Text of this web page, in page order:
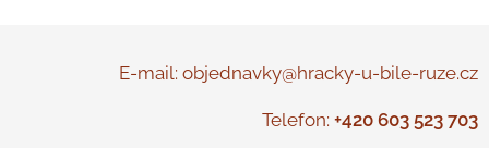
E-mail: objednavky@hracky-u-bile-ruze.cz
Telefon: +420 603 523 703